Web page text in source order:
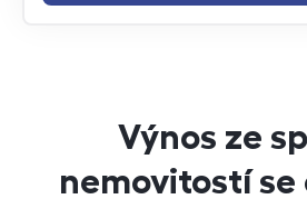
Výnos ze
nemovitostí se